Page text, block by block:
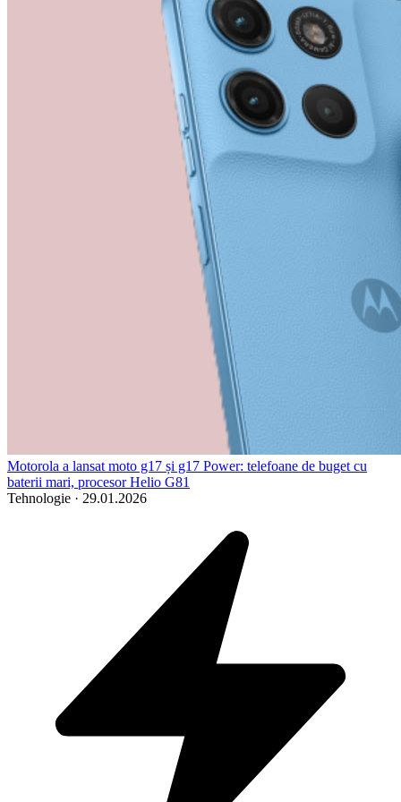
Motorola a lansat moto g17 și g17 Power: telefoane de buget cu
baterii mari, procesor Helio G81
Tehnologie · 29.01.2026